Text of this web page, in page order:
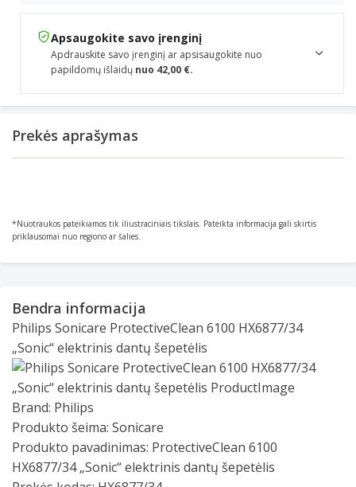
Apsaugokite savo įrenginį
Apdrauskite savo įrenginį ar apsisaugokite nuo
papildomų išlaidų nuo 42,00 €.
Prekės aprašymas
*Nuotraukos pateikiamos tik iliustraciniais tikslais. Pateikta informacija gali skirtis
priklausomai nuo regiono ar šalies.
Bendra informacija
Philips Sonicare ProtectiveClean 6100 HX6877/34
„Sonic“ elektrinis dantų šepetėlis
Slide 1 of 0
Brand: Philips
Produkto šeima: Sonicare
Produkto pavadinimas: ProtectiveClean 6100
HX6877/34 „Sonic“ elektrinis dantų šepetėlis